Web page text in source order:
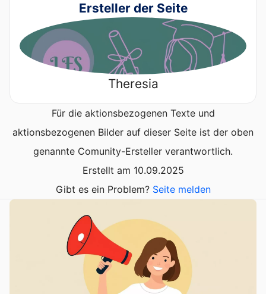
Ersteller der Seite
Theresia
Für die aktionsbezogenen Texte und
aktionsbezogenen Bilder auf dieser Seite ist der oben
genannte Comunity-Ersteller verantwortlich.
Erstellt am 10.09.2025
Gibt es ein Problem? Seite melden